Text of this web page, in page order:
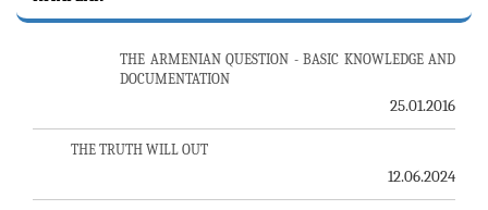
THE ARMENIAN QUESTION - BASIC KNOWLEDGE AND
DOCUMENTATION
25.01.2016
THE TRUTH WILL OUT
12.06.2024